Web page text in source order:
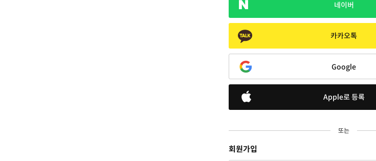
네이버
카카오톡
Google
Apple로 등록
또는
회원가입